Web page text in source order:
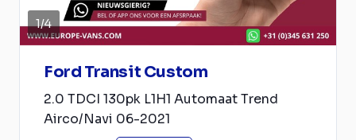
1/4
Ford Transit Custom
2.0 TDCI 130pk L1H1 Automaat Trend
Airco/Navi 06-2021